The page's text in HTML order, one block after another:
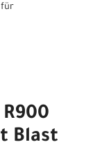
für
Blast